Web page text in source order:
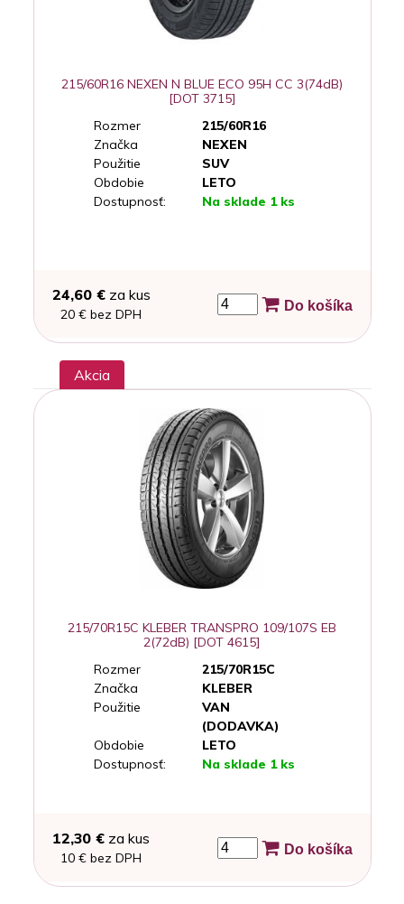
215/60R16 NEXEN N BLUE ECO 95H CC 3(74dB)
[DOT 3715]
Rozmer
215/60R16
Značka
NEXEN
Použitie
SUV
Obdobie
LETO
Dostupnosť:
Na sklade 1 ks
24,60 €za kus
20 € bez DPH
Do košíka
Akcia
215/70R15C KLEBER TRANSPRO 109/107S EB
2(72dB) [DOT 4615]
Rozmer
215/70R15C
Značka
KLEBER
Použitie
VAN
(DODAVKA)
Obdobie
LETO
Dostupnosť:
Na sklade 1 ks
12,30 €za kus
10 € bez DPH
Do košíka